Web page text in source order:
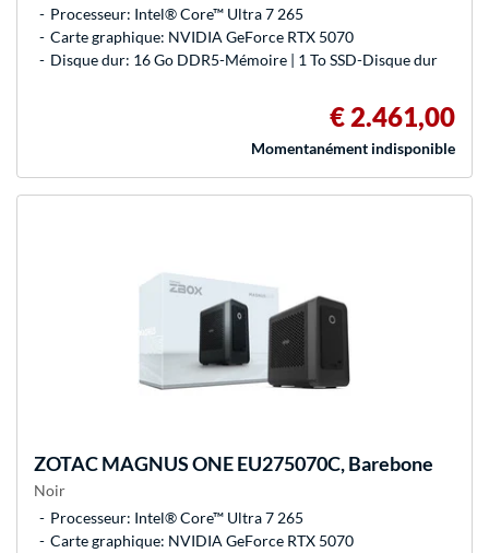
Processeur: Intel® Core™ Ultra 7 265
Carte graphique: NVIDIA GeForce RTX 5070
Disque dur: 16 Go DDR5-Mémoire | 1 To SSD-Disque dur
€ 2.461,00
Momentanément indisponible
ZOTACMAGNUS ONE EU275070C, Barebone
Noir
Processeur: Intel® Core™ Ultra 7 265
Carte graphique: NVIDIA GeForce RTX 5070